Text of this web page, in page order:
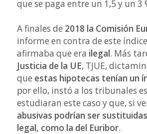
que se paga entre un 1,5 y un 3
A finales de 2018 la Comisión
informe en contra de este
afirmaba que era ilegal. Más
Justicia de la UE, TJUE,
que estas hipotecas tenían un
por ello, instó a los tribunales
estudiaran este caso y que, si
abusivas podrían ser
legal, como la del Euribor.